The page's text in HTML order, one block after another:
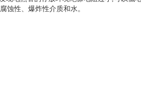
蚀性、爆炸性介质和水。